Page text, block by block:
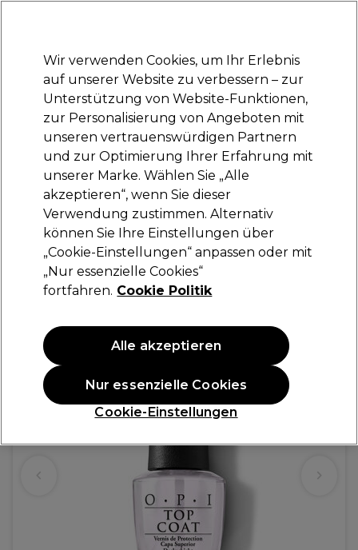
Anmelden
Marken Deals Haare Elektrogeräte Saloneinrichtung
Lieferung und Lieferzeiten
– mehr erfahren
OPI Natural Nail Top Coat 15ml
1
16,00 €
106.67 € pro 100ml
ANGEBOT
Wir verwenden Cookies, um Ihr Erlebnis
auf unserer Website zu verbessern – zur
Unterstützung von Website-Funktionen,
zur Personalisierung von Angeboten mit
unseren vertrauenswürdigen Partnern
und zur Optimierung Ihrer Erfahrung mit
unserer Marke. Wählen Sie „Alle
akzeptieren“, wenn Sie dieser
Verwendung zustimmen. Alternativ
können Sie Ihre Einstellungen über
„Cookie-Einstellungen“ anpassen oder mit
„Nur essenzielle Cookies“
fortfahren. Cookie Politik
Cookie-Einstellungen
Nur essenzielle Cookies
Alle akzeptieren